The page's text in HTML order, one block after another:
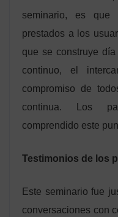
seminario, es
prestados a los
que se construye
continuo, el
compromiso de
continua. Los
comprendido este
Testimonios de los
Este seminario fue
conversaciones con